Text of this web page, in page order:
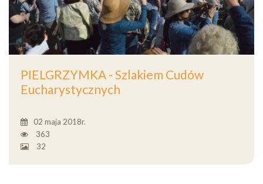
PIELGRZYMKA - Szlakiem Cudów
Eucharystycznych
02 maja 2018r.
363
32